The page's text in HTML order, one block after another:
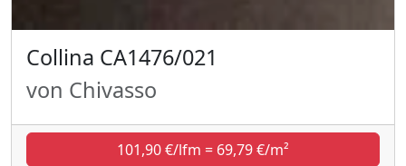
Collina CA1476/021
von Chivasso
101,90 €/lfm = 69,79 €/m²